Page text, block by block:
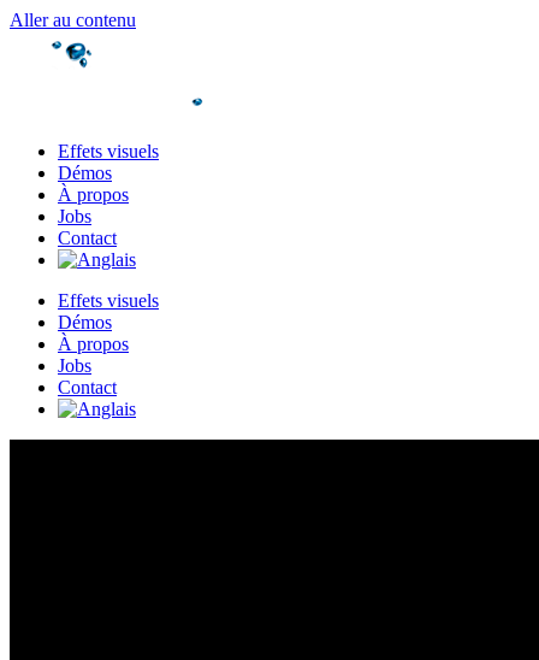
Aller au contenu
Effets visuels
Démos
À propos
Jobs
Contact
Effets visuels
Démos
À propos
Jobs
Contact